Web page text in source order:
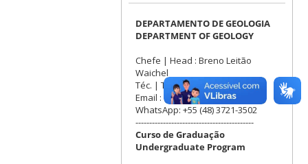
DEPARTAMENTO DE GEOLOGIA
DEPARTMENT OF GEOLOGY
Chefe | Head : Breno Leitão
Waichel
Téc. | Techn. : Patrick Cardoso
Email : dgl@contato.ufsc.br
WhatsApp: +55 (48) 3721-3502
-------------------------------------------
Curso de Graduação
Undergraduate Program